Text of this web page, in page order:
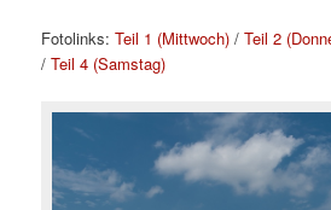
Fotolinks:Teil 1 (Mittwoch) /Teil 2
/Teil 4 (Samstag)